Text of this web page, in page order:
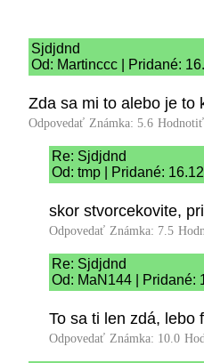
Sjdjdnd
Od: Martinccc | Pridané:
Zda sa mi to alebo je to
Odpovedať Známka: 5.6
Re: Sjdjdnd
Od: tmp | Pridané:
skor stvorcekovite,
Odpovedať Známka: 7.5
Re: Sjdjdnd
Od: MaN144 | Pridané:
To sa ti len zdá, lebo
Odpovedať Známka: 10.0